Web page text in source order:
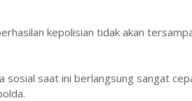
kepolisian tidak akan
sosial saat ini berlangsung sangat